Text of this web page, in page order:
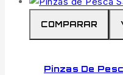
COMPARAR
Pinzas De